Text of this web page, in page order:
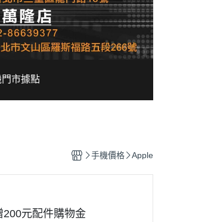
門市據點
手機價格 Apple
元配件購物金